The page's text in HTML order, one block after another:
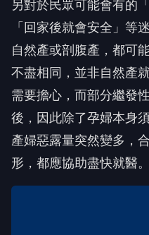
另對於民眾可能會有的
「回家後就會安全」等
自然產或剖腹產，都可
不盡相同，並非自然產
需要擔心，而部分繼發
後，因此除了孕婦本身
產婦惡露量突然變多，
形，都應協助盡快就醫。